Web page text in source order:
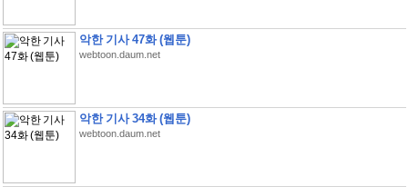
악한 기사 47화 (웹툰)
webtoon.daum.net
악한 기사 34화 (웹툰)
webtoon.daum.net